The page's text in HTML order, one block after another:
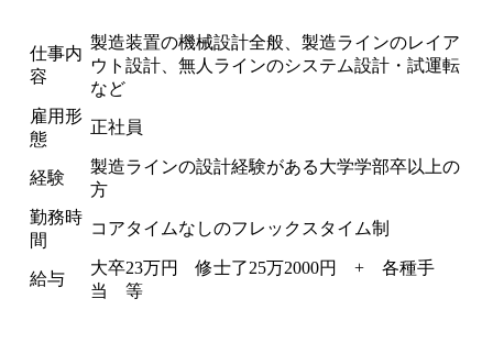
仕事内
容
製造装置の機械設計全般、製造ラインのレイア
ウト設計、無人ラインのシステム設計・試運転
など
雇用形
態
正社員
経験
製造ラインの設計経験がある大学学部卒以上の
方
勤務時
間
コアタイムなしのフレックスタイム制
給与
大卒23万円 修士了25万2000円 + 各種手
当 等